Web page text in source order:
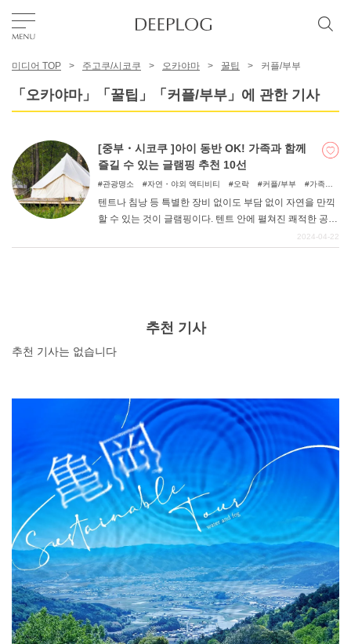
에리어
문의
회사개요
여행작가 모집
미디어 TOP 주고쿠/시코쿠 오카야마 꿀팁 커플/부부
「오카야마」「꿀팁」「커플/부부」에 관한 기사
[중부・시코쿠 ]아이 동반 OK! 가족과 함께
즐길 수 있는 글램핑 추천 10선
관광명소 자연・야외 액티비티 오락 커플/부부
가족여
텐트나 침낭 등 특별한 장비 없이도 부담 없이 자연을 만끽
할 수 있는 것이 글램핑이다. 텐트 안에 펼쳐진 쾌적한 공간
에서 어른도 아이도 편안하게 지낼 수 있다. 낮에는 츄고
2024-04-22
추천 기사
추천 기사는 없습니다